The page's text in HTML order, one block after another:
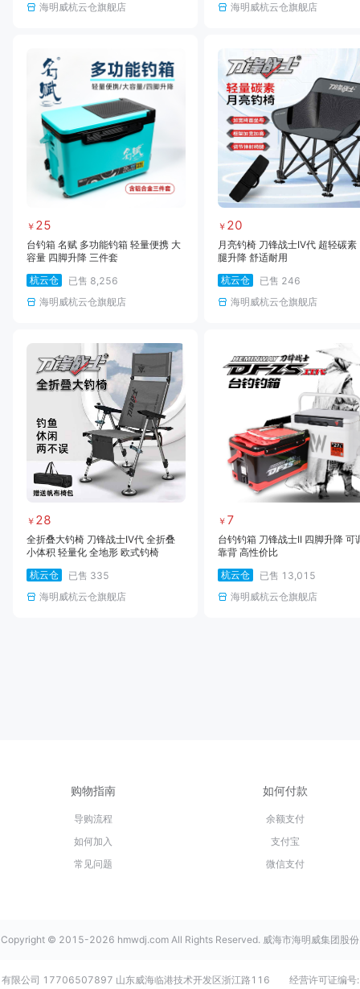
海明威杭云仓旗舰店
海明威杭云仓旗舰店
￥ 25
台钓箱 名赋 多功能钓箱 轻量便携 大
容量 四脚升降 三件套
杭云仓
已售 8,256
海明威杭云仓旗舰店
￥ 20
月亮钓椅 刀锋战士IV代 超轻碳素
腿升降 舒适耐用
杭云仓
已售 246
海明威杭云仓旗舰店
￥ 28
全折叠大钓椅 刀锋战士IV代 全折叠
小体积 轻量化 全地形 欧式钓椅
杭云仓
已售 335
海明威杭云仓旗舰店
￥ 7
台钓钓箱 刀锋战士II 四脚升降 可
靠背 高性价比
杭云仓
已售 13,015
海明威杭云仓旗舰店
购物指南
导购流程
如何加入
常见问题
如何付款
余额支付
支付宝
微信支付
Copyright © 2015-2026 hmwdj.com All Rights Reserved. 威海市海明威集团股份
有限公司 17706507897 山东威海临港技术开发区浙江路116 经营许可证编号: